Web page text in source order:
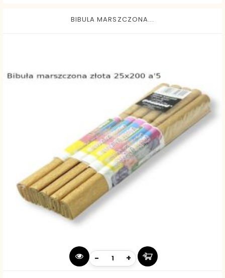
BIBULA MARSZCZONA...
- +